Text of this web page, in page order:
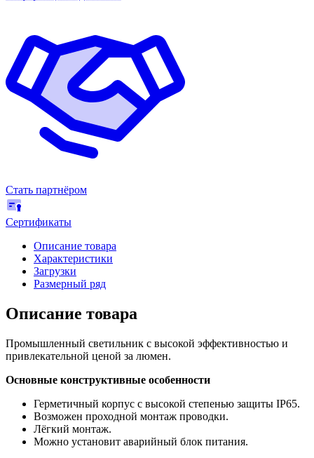
Стать партнёром
Сертификаты
Описание товара
Характеристики
Загрузки
Размерный ряд
Описание товара
Промышленный светильник с высокой эффективностью и
привлекательной ценой за люмен.
Основные конструктивные особенности
Герметичный корпус с высокой степенью защиты IP65.
Возможен проходной монтаж проводки.
Лёгкий монтаж.
Можно установит аварийный блок питания.